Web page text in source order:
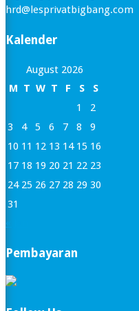
hrd@lesprivatbigbang.com
Kalender
August 2026
M T W T F S
S
1
2
3
4 5 6 7 8
9
10 11 12 13 14 15 16
17 18 19 20 21 22 23
24 25 26 27 28 29 30
31
« Jan
Pembayaran